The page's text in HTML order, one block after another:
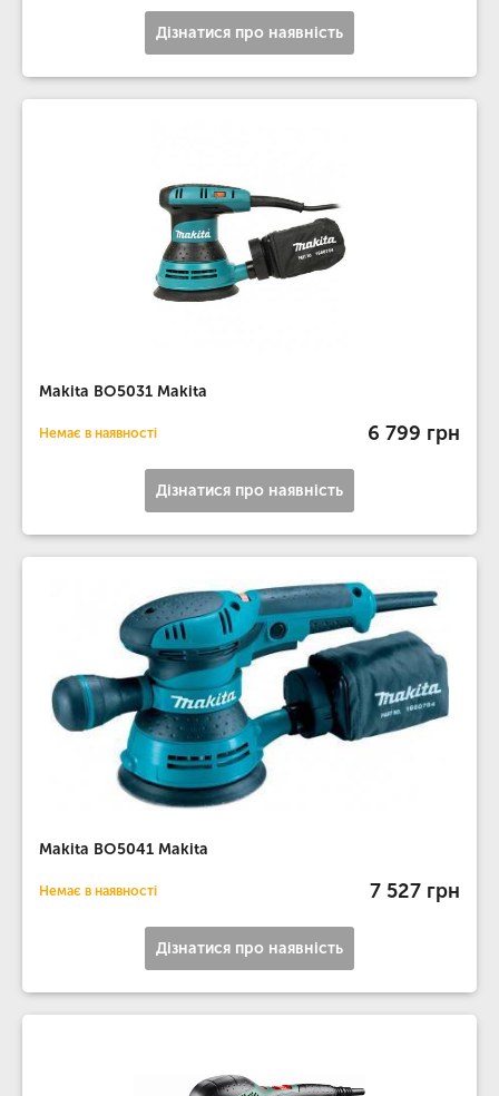
Дізнатися про наявність
Makita BO5031 Makita
Немає в наявності 6 799 грн
Дізнатися про наявність
Makita BO5041 Makita
Немає в наявності 7 527 грн
Дізнатися про наявність